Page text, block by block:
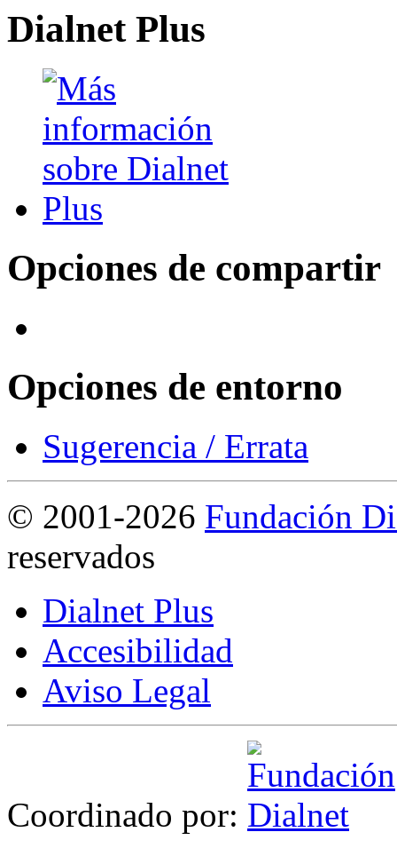
Dialnet Plus
Opciones de compartir
Opciones de entorno
Sugerencia / Errata
© 2001-2026 Fundación
reservados
Dialnet Plus
Accesibilidad
Aviso Legal
Coordinado por: